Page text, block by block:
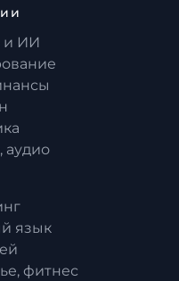
и ИИ
аудио
язык
фитнес